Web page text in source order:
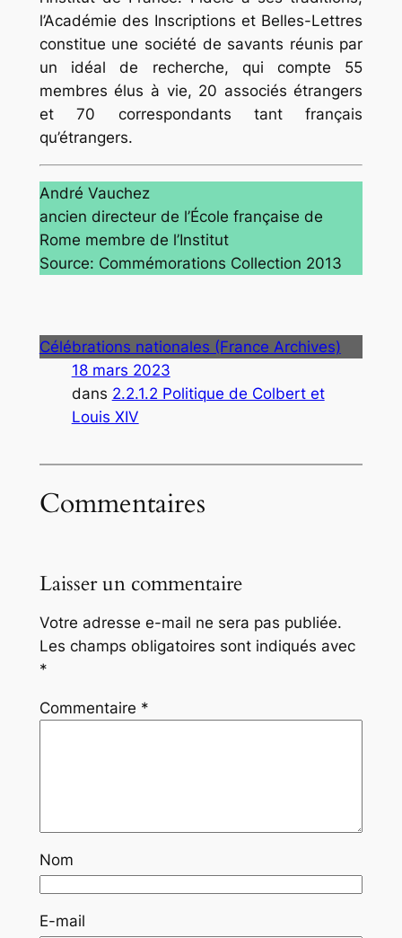
l’Académie des Inscriptions et Belles-Lettres
constitue une société de savants réunis par
un idéal de recherche, qui compte 55
membres élus à vie, 20 associés étrangers
et 70 correspondants tant français
qu’étrangers.
André Vauchez
ancien directeur de l’École française de
Rome membre de l’Institut
Source: Commémorations Collection 2013
Célébrations nationales (France Archives)
18 mars 2023
dans 2.2.1.2 Politique de Colbert et
Louis XIV
Commentaires
Laisser un commentaire
Votre adresse e-mail ne sera pas publiée.
Les champs obligatoires sont indiqués avec
*
Commentaire *
Nom
E-mail